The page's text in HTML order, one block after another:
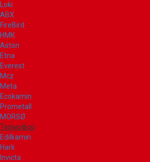
Loki
ABX
FireBird
НМК
Aston
Etna
Everest
Mcz
Meta
Ecokamin
Prometall
MORSØ
Термофор
Edilkamin
Hark
Invicta